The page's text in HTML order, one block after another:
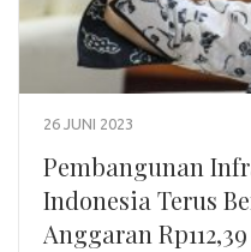
26 JUNI 2023
Pembangunan
Indonesia Terus
Anggaran